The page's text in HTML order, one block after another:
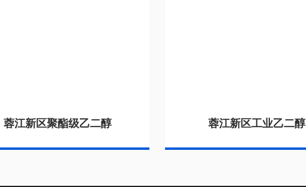
蓉江新区聚酯级乙二醇 蓉江新区工业乙二醇